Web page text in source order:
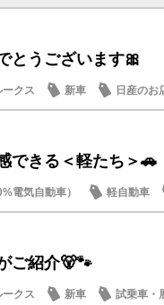
とうございます🎀
ークス 新車 日産のお
できる＜軽たち＞🚗
電気自動車）
軽自動車
ご紹介🐻🐾
ークス 新車 試乗車・